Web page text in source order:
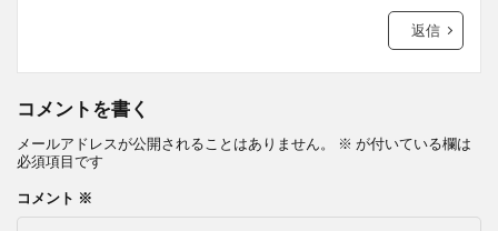
返信
コメントを書く
メールアドレスが公開されることはありません。 ※ が付いている欄は
必須項目です
コメント ※